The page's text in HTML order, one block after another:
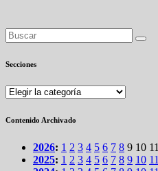
Secciones
Secciones
Contenido Archivado
2026: 1 2 3 4 5 6 7 8 9 10 11
2025: 1 2 3 4 5 6 7 8 9 10 11